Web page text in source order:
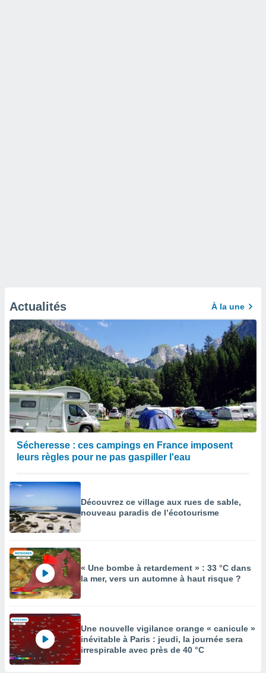
Actualités À la une
Sécheresse : ces campings en France imposent
leurs règles pour ne pas gaspiller l'eau
Découvrez ce village aux rues de sable,
nouveau paradis de l’écotourisme
« Une bombe à retardement » : 33 °C dans
la mer, vers un automne à haut risque ?
Une nouvelle vigilance orange « canicule »
inévitable à Paris : jeudi, la journée sera
irrespirable avec près de 40 °C